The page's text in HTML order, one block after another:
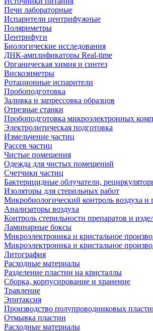
Печи лабораторные
Испарители центрифужные
Поляриметры
Центрифуги
Биологические исследования
ДНК-амплификаторы Real-time
Органическая химия и синтез
Вискозиметры
Ротационные испарители
Пробоподготовка
Заливка и запрессовка образцов
Отрезные станки
Пробоподготовка микроэлектронных
Электролитическая подготовка
Измельчение частиц
Рассев частиц
Чистые помещения
Одежда для чистых помещений
Счетчики частиц
Бактерицидные облучатели,
Изоляторы для стерильных работ
Микробиологический контроль воздуха и
Анализаторы воздуха
Контроль стерильности препаратов и
Ламинарные боксы
Микроэлектроника и кристальное
Микроэлектроника и кристальное
Литография
Расходные материалы
Разделение пластин на кристаллы
Сборка, корпусирование и хранение
Травление
Эпитаксия
Производство полупроводниковых
Отмывка пластин
Расходные материалы